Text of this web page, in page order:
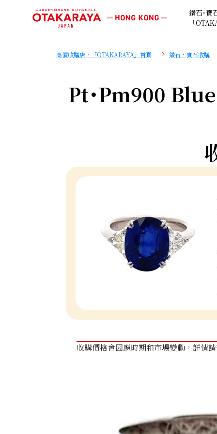
鑽石･寶
「
高價收購店・「OTAKARAYA」首頁 鑽石・寶石收購
Pt･Pm900
收購價格會因應時期和市場變動，詳情